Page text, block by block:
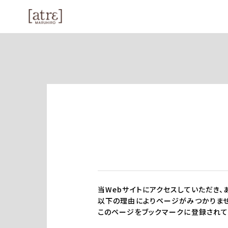
当Webサイトにアクセスしていただき、
以下の理由によりページがみつかりま
このページをブックマークに登録され